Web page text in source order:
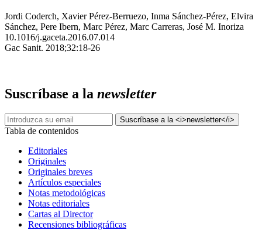
Jordi Coderch, Xavier Pérez-Berruezo, Inma Sánchez-Pérez, Elvira
Sánchez, Pere Ibern, Marc Pérez, Marc Carreras, José M. Inoriza
10.1016/j.gaceta.2016.07.014
Gac Sanit. 2018;32:18-26
Suscríbase a la newsletter
Tabla de contenidos
Editoriales
Originales
Originales breves
Artículos especiales
Notas metodológicas
Notas editoriales
Cartas al Director
Recensiones bibliográficas